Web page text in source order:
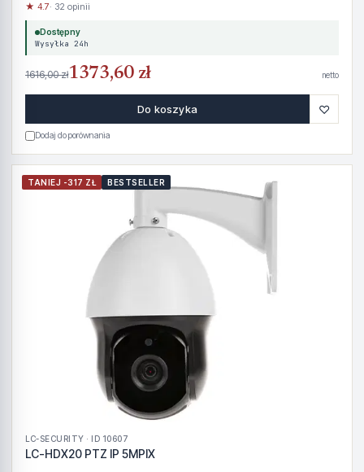
★ 4.7· 32 opinii
Dostępny
Wysyłka 24h
1616,00 zł1373,60 zł netto
Do koszyka ♡
Dodaj do porównania
TANIEJ -317 ZŁ BESTSELLER
LC-SECURITY · ID 10607
LC-HDX20 PTZ IP 5MPIX